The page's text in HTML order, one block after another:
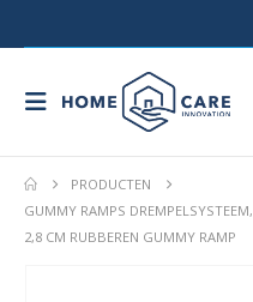
PRODUCTEN
GUMMY RAMPS DREMPELSYSTEEM,
2,8 CM RUBBEREN GUMMY RAMP